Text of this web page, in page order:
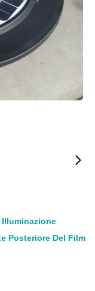
Illuminazione
Posteriore Del Film